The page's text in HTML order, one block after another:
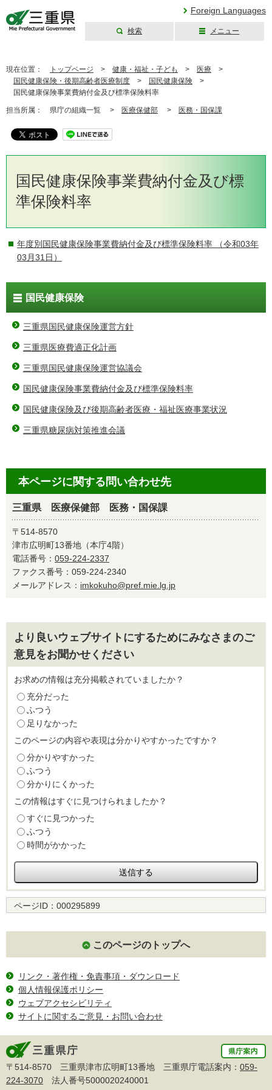
Foreign Languages
検索 メニュー
現在位置： トップページ > 健康・福祉・子ども > 医療 >
国民健康保険・後期高齢者医療制度 > 国民健康保険 >
国民健康保険事業費納付金及び標準保険料率
担当所属： 県庁の組織一覧 > 医療保健部 > 医務・国保課
国民健康保険事業費納付金及び標
準保険料率
年度別国民健康保険事業費納付金及び標準保険料率 （令和03年
03月31日）
国民健康保険
三重県国民健康保険運営方針
三重県医療費適正化計画
三重県国民健康保険運営協議会
国民健康保険事業費納付金及び標準保険料率
国民健康保険及び後期高齢者医療・福祉医療事業状況
三重県糖尿病対策推進会議
本ページに関する問い合わせ先
三重県 医療保健部 医務・国保課
〒514-8570
津市広明町13番地（本庁4階）
電話番号： 059-224-2337
ファクス番号：059-224-2340
メールアドレス： imkokuho@pref.mie.lg.jp
より良いウェブサイトにするためにみなさまのご
意見をお聞かせください
お求めの情報は充分掲載されていましたか？
充分だった
ふつう
足りなかった
このページの内容や表現は分かりやすかったですか？
分かりやすかった
ふつう
分かりにくかった
この情報はすぐに見つけられましたか？
すぐに見つかった
ふつう
時間がかかった
ページID： 000295899
このページのトップへ
リンク・著作権・免責事項・ダウンロード
個人情報保護ポリシー
ウェブアクセシビリティ
サイトに関するご意見・お問い合わせ
〒514-8570 三重県津市広明町13番地 三重県庁電話案内： 059-
224-3070 法人番号5000020240001